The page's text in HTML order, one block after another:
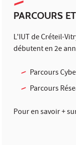
PARCOURS
L'IUT de Créteil-
débutent en 2e
Parcours
Parcours
Pour en savoir +